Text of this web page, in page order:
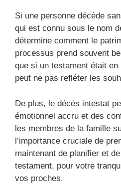
Si une personne décède
qui est connu sous le nom
détermine comment le
processus prend souvent
que si un testament était
peut ne pas refléter les
De plus, le décès intestat
émotionnel accru et des
les membres de la famille
l’importance cruciale de
maintenant de planifier et
testament, pour votre
vos proches.